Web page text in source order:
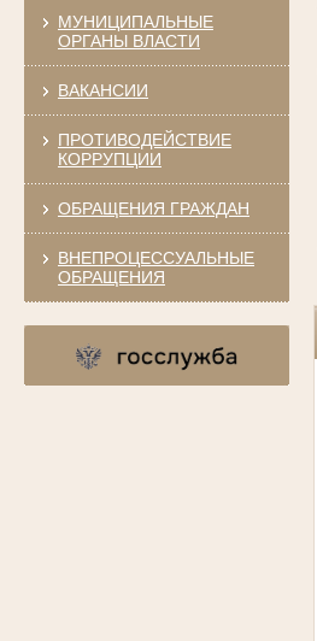
МУНИЦИПАЛЬНЫЕ
ОРГАНЫ ВЛАСТИ
ВАКАНСИИ
ПРОТИВОДЕЙСТВИЕ
КОРРУПЦИИ
ОБРАЩЕНИЯ ГРАЖДАН
ВНЕПРОЦЕССУАЛЬНЫЕ
ОБРАЩЕНИЯ